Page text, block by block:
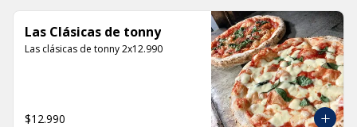
Las Clásicas de tonny
Las clásicas de tonny 2x12.990
$12.990